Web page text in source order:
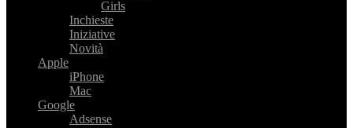
Girls
Inchieste
Iniziative
Novità
Apple
iPhone
Mac
Google
Adsense